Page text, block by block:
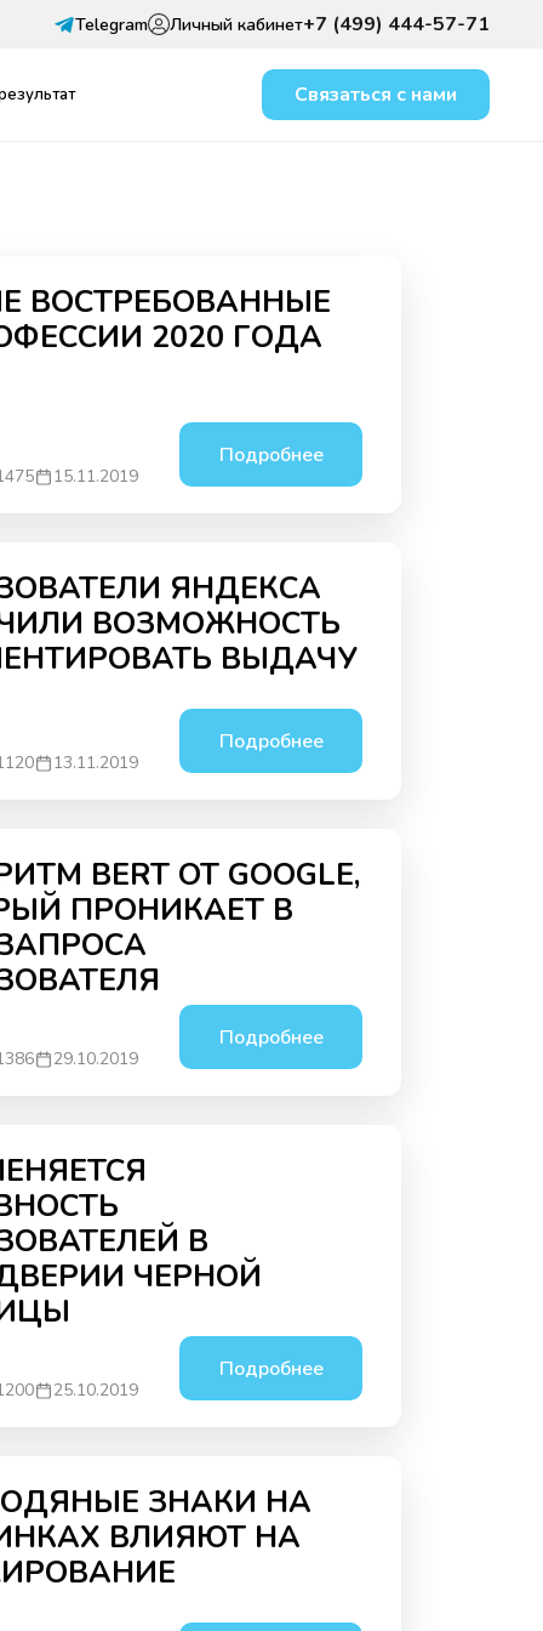
Telegram Личный кабинет+7 (499) 444-57-71
Связаться с нами
ПОДАРКИ
AGENCY
Нового года мы хотим
подарок - «Бесплатный
ПОДРОБНЕЕ
МЫ — SAPE
Удобно?...
ВОСТРЕБОВАННЫЕ
2020 ГОДА
15.11.2019
Подробнее
ЯНДЕКСА
ВОЗМОЖНОСТЬ
ВЫДАЧУ
13.11.2019
Подробнее
BERT ОТ GOOGLE,
ПРОНИКАЕТ В
29.10.2019
Подробнее
В
ЧЕРНОЙ
25.10.2019
Подробнее
ЗНАКИ НА
ВЛИЯЮТ НА